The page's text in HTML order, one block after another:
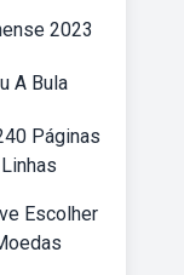
2023
A Bula
Páginas
Escolher